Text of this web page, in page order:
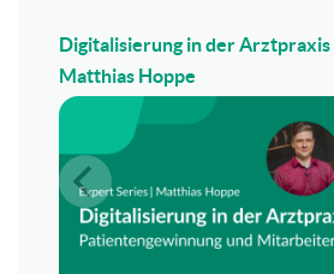
Digitalisierung in der Arztpraxis
Matthias Hoppe